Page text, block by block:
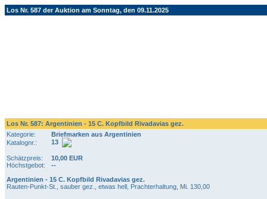
Los Nr. 587 der Auktion am Sonntag, den 09.11.2025
Los Nr. 587: Argentinien - 15 C. Kopfbild Rivadavias gez.
Kategorie:
Briefmarken aus Argentinien
Katalognr.:
13
Schätzpreis:
10,00 EUR
Höchstgebot:
--
Argentinien - 15 C. Kopfbild Rivadavias gez.
Rauten-Punkt-St., sauber gez., etwas hell, Prachterhaltung, Mi. 130,00